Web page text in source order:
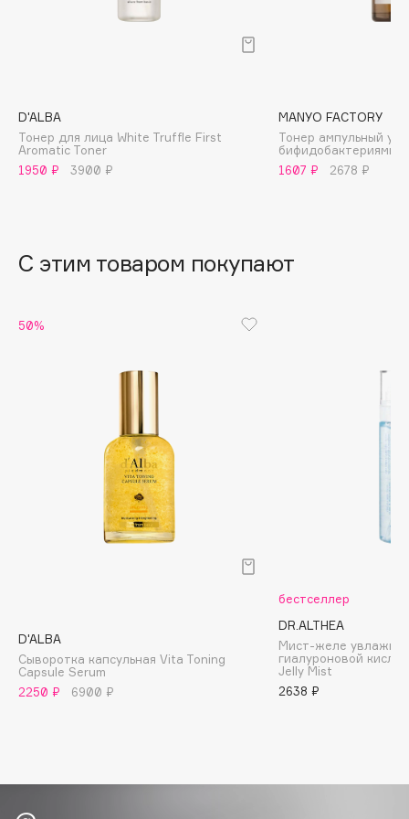
Banderas
Basicare
Beautyblades
НОВИНКА
Boadicea The Victorious
Brunello Cucinelli
Bvlgari
by TERRY
D'ALBA
Тонер для лица White Truffle First
Aromatic Toner
1950 ₽
3900 ₽
MANYO FACTORY
Тонер ампульный
бифидобактериями
1607 ₽
2678 ₽
С этим товаром покупают
50%
D'ALBA
Сыворотка капсульная Vita Toning
Capsule Serum
2250 ₽
6900 ₽
бестселлер
DR.ALTHEA
Мист-желе
гиалуроновой
Jelly Mist
2638 ₽